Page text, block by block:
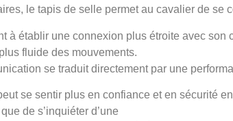
le tapis de selle permet au cavalier de se
à établir une connexion plus étroite avec
fluide des mouvements.
se traduit directement par une
se sentir plus en confiance et en sécurité
de s’inquiéter d’une